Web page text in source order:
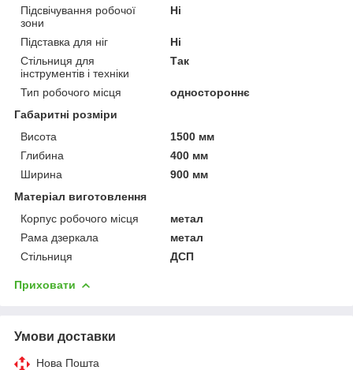
Підсвічування робочої
зони
Ні
Підставка для ніг
Ні
Стільниця для
інструментів і техніки
Так
Тип робочого місця
одностороннє
Габаритні розміри
Висота
1500 мм
Глибина
400 мм
Ширина
900 мм
Матеріал виготовлення
Корпус робочого місця
метал
Рама дзеркала
метал
Стільниця
ДСП
Приховати
Умови доставки
Нова Пошта